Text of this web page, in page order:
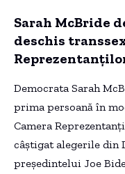
Sarah McBride
deschis
Democrata Sarah
prima persoană în
Camera
câştigat alegerile din
preşedintelui Joe